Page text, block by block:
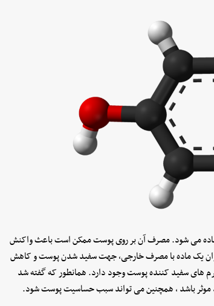
می شود. مصرف آن بر روی پوست ممکن است باعث واکنش
یک ماده با مصرف خارجی، جهت سفید شدن پوست و کاهش
های سفید کننده پوست وجود دارد. همانطور که گفته شد
موثر باشد ، همچنین می تواند سبب حساسیت پوست شود.